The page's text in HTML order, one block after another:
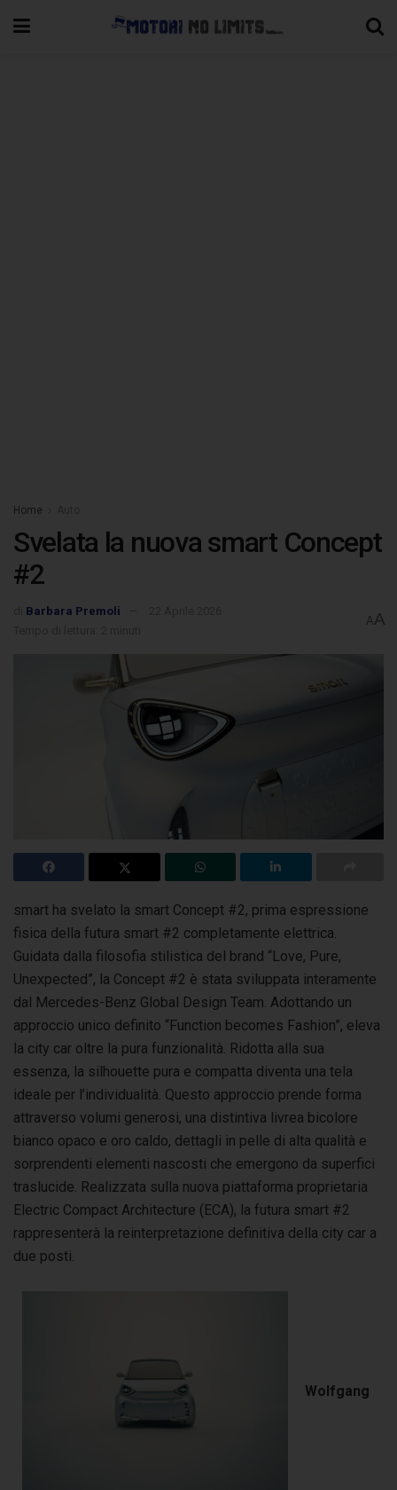
Home
Svelata la nuova smart Concept
#2
Barbara Premoli
AA
smart ha svelato la smart Concept #2, prima espressione
fisica della futura smart #2 completamente elettrica.
Guidata dalla filosofia stilistica del brand “Love, Pure,
Unexpected”, la Concept #2 è stata sviluppata interamente
dal Mercedes-Benz Global Design Team. Adottando un
approccio unico definito “Function becomes Fashion”, eleva
la city car oltre la pura funzionalità. Ridotta alla sua
essenza, la silhouette pura e compatta diventa una tela
ideale per l’individualità. Questo approccio prende forma
attraverso volumi generosi, una distintiva livrea bicolore
bianco opaco e oro caldo, dettagli in pelle di alta qualità e
sorprendenti elementi nascosti che emergono da superfici
traslucide. Realizzata sulla nuova piattaforma proprietaria
Electric Compact Architecture (ECA), la futura smart #2
rappresenterà la reinterpretazione definitiva della city car a
due posti.
Wolfgang